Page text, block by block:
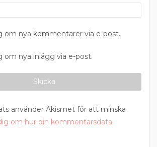
om nya kommentarer via e-post.
om nya inlägg via e-post.
använder Akismet för att minska
om hur din kommentarsdata